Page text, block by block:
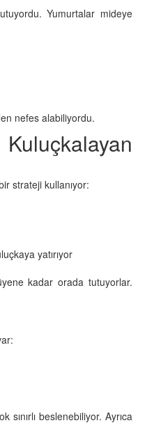
Yumurtalar mideye
nefes alabiliyordu.
strateji kullanıyor:
yatırıyor
kadar orada tutuyorlar.
beslenebiliyor. Ayrıca